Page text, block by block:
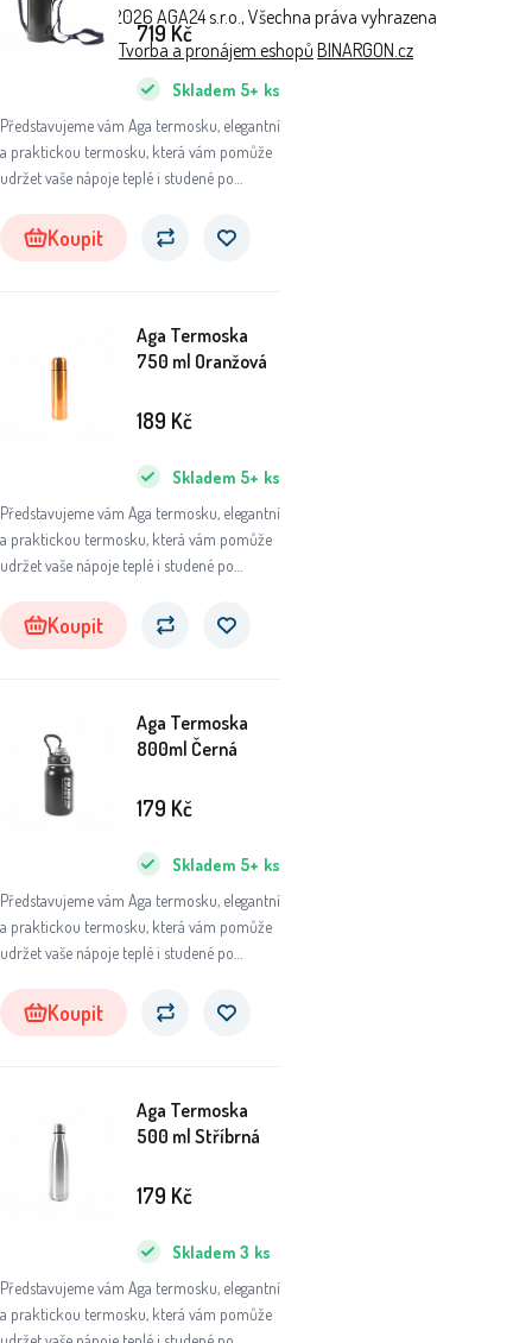
Představujeme vám Aga termosku, elegantní
a praktickou termosku, která vám pomůže
udržet vaše nápoje teplé i studené po
přírody, do práce nebo na sportovní aktivity,
tato termoska se stane vaším
Skladem 5+ ks
719Kč
Koupit
Aga Termoska
750 ml Oranžová
Představujeme vám Aga termosku, elegantní
a praktickou termosku, která vám pomůže
udržet vaše nápoje teplé i studené po
přírody, do práce nebo na sportovní aktivity,
tato termoska se stane vaším
Skladem 5+ ks
189 Kč
Koupit
Aga Termoska
800ml Černá
Představujeme vám Aga termosku, elegantní
a praktickou termosku, která vám pomůže
udržet vaše nápoje teplé i studené po
přírody, do práce nebo na sportovní aktivity,
tato termoska se stane vaším
Skladem 5+ ks
179 Kč
Koupit
Aga Termoska
500 ml Stříbrná
Představujeme vám Aga termosku, elegantní
a praktickou termosku, která vám pomůže
Skladem 3 ks
179 Kč
© 2026 AGA24 s.r.o., Všechna práva vyhrazena
Tvorba a pronájem eshopů BINARGON.cz